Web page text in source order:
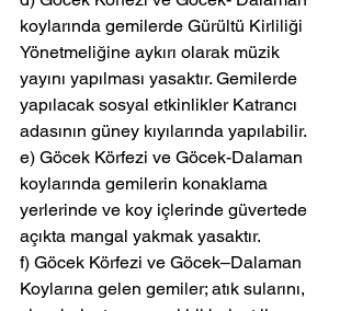
koylarında gemilerde Gürültü Kirliliği
Yönetmeliğine aykırı olarak müzik
yayını yapılması yasaktır. Gemilerde
yapılacak sosyal etkinlikler Katrancı
adasının güney kıyılarında yapılabilir.
e) Göcek Körfezi ve Göcek-Dalaman
koylarında gemilerin konaklama
yerlerinde ve koy içlerinde güvertede
açıkta mangal yakmak yasaktır.
f) Göcek Körfezi ve Göcek–Dalaman
Koylarına gelen gemiler; atık sularını,